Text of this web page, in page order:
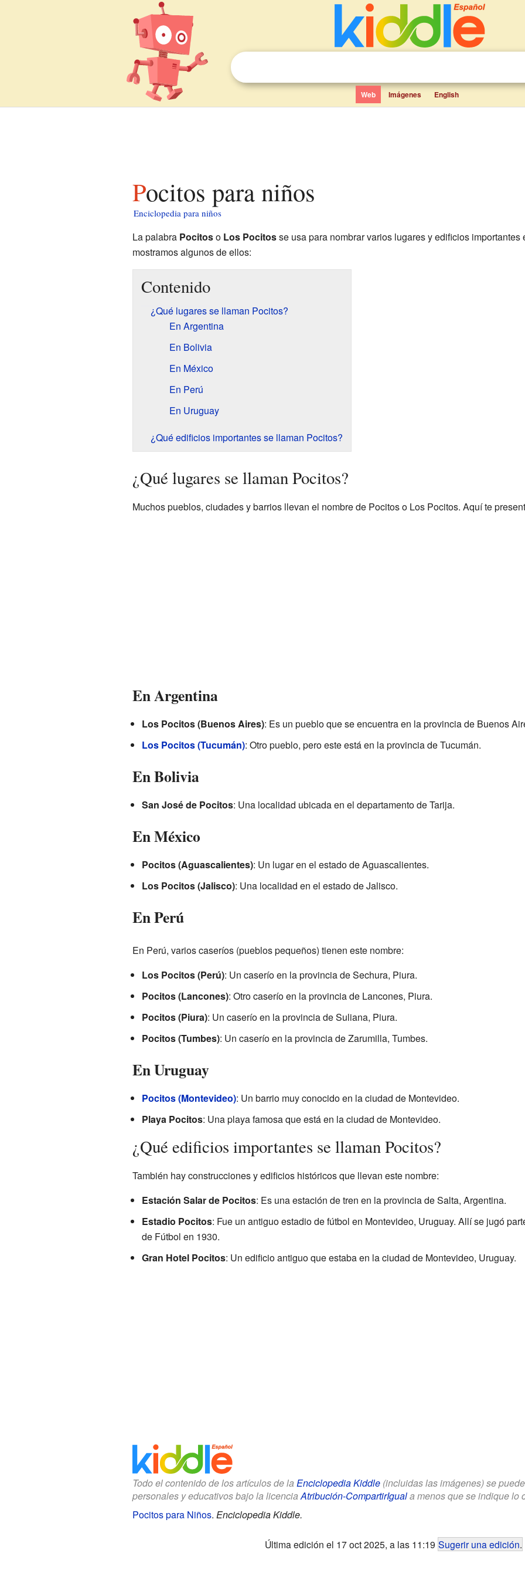
Web Imágenes English
Pocitos para niños
Enciclopedia para niños
La palabra Pocitoso Los Pocitosse usa para nombrar varios lugares y edificios importantes
mostramos algunos de ellos:
Contenido
¿Qué lugares se llaman Pocitos?
En Argentina
En Bolivia
En México
En Perú
En Uruguay
¿Qué edificios importantes se llaman Pocitos?
¿Qué lugares se llaman Pocitos?
Muchos pueblos, ciudades y barrios llevan el nombre de Pocitos o Los Pocitos. Aquí te
En Argentina
Los Pocitos (Buenos Aires): Es un pueblo que se encuentra en la provincia de Buenos
Los Pocitos (Tucumán): Otro pueblo, pero este está en la provincia de Tucumán.
En Bolivia
San José de Pocitos: Una localidad ubicada en el departamento de Tarija.
En México
Pocitos (Aguascalientes): Un lugar en el estado de Aguascalientes.
Los Pocitos (Jalisco): Una localidad en el estado de Jalisco.
En Perú
En Perú, varios caseríos (pueblos pequeños) tienen este nombre:
Los Pocitos (Perú): Un caserío en la provincia de Sechura, Piura.
Pocitos (Lancones): Otro caserío en la provincia de Lancones, Piura.
Pocitos (Piura): Un caserío en la provincia de Suliana, Piura.
Pocitos (Tumbes): Un caserío en la provincia de Zarumilla, Tumbes.
En Uruguay
Pocitos (Montevideo): Un barrio muy conocido en la ciudad de Montevideo.
Playa Pocitos: Una playa famosa que está en la ciudad de Montevideo.
¿Qué edificios importantes se llaman Pocitos?
También hay construcciones y edificios históricos que llevan este nombre:
Estación Salar de Pocitos: Es una estación de tren en la provincia de Salta, Argentina.
Estadio Pocitos: Fue un antiguo estadio de fútbol en Montevideo, Uruguay. Allí se jugó
de Fútbol en 1930.
Gran Hotel Pocitos: Un edificio antiguo que estaba en la ciudad de Montevideo, Uruguay.
Todo el contenido de los artículos de la Enciclopedia Kiddle(incluidas las imágenes) se
personales y educativos bajo la licenciaAtribución-CompartirIguala menos que se indique lo
Pocitos para Niños. Enciclopedia Kiddle.
Última edición el 17 oct 2025, a las 11:19 Sugerir una edición.